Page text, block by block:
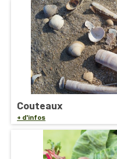
Couteaux
+ d'infos